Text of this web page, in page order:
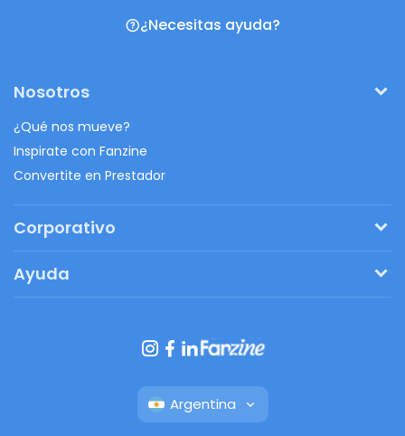
¿Necesitas ayuda?
Nosotros
¿Qué nos mueve?
Inspirate con Fanzine
Convertite en Prestador
Corporativo
Regalos originales
Ayuda
Botón de arrepentimiento
Argentina